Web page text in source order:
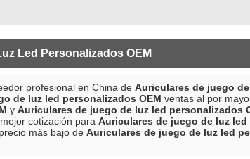
Led Personalizados OEM
profesional en China de Auriculares de juego
de luz led personalizados OEM ventas al por
y Auriculares de juego de luz led personalizados
cotización para Auriculares de juego de luz led
más bajo de Auriculares de juego de luz led